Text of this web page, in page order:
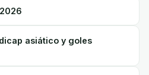
asiático y goles